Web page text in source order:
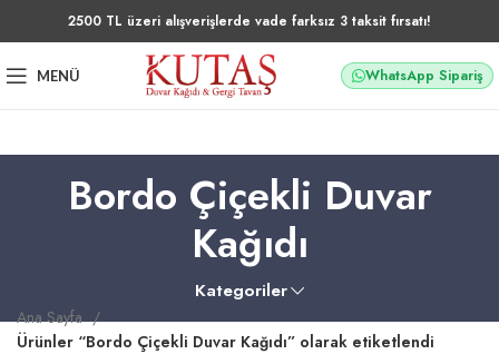
2500 TL üzeri alışverişlerde vade farksız 3 taksit fırsatı!
MENÜ WhatsApp Sipariş
Bordo Çiçekli Duvar
Kağıdı
Kategoriler
Ana Sayfa
Ürünler “Bordo Çiçekli Duvar Kağıdı” olarak etiketlendi